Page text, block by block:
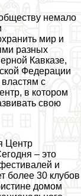
немало
мир и
разных
Кавказе,
Федерации
с
в котором
свою
Центр
– это
и
более 30 клубов
домом